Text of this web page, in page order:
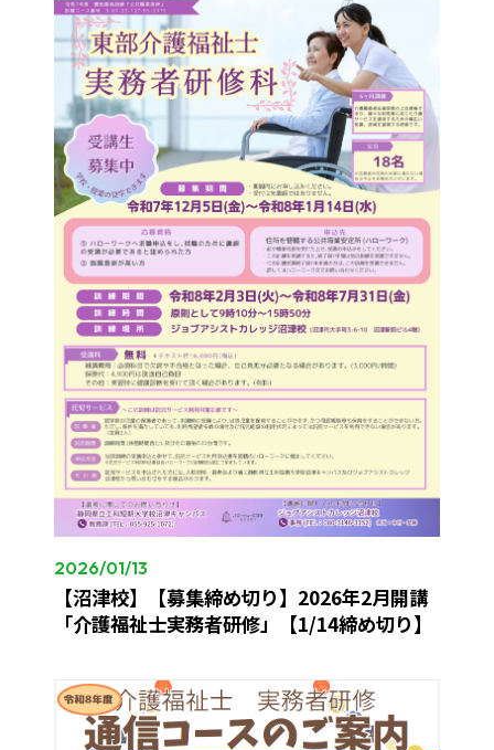
2026/01/13
【沼津校】【募集締め切り】2026年2月開講
「介護福祉士実務者研修」【1/14締め切り】